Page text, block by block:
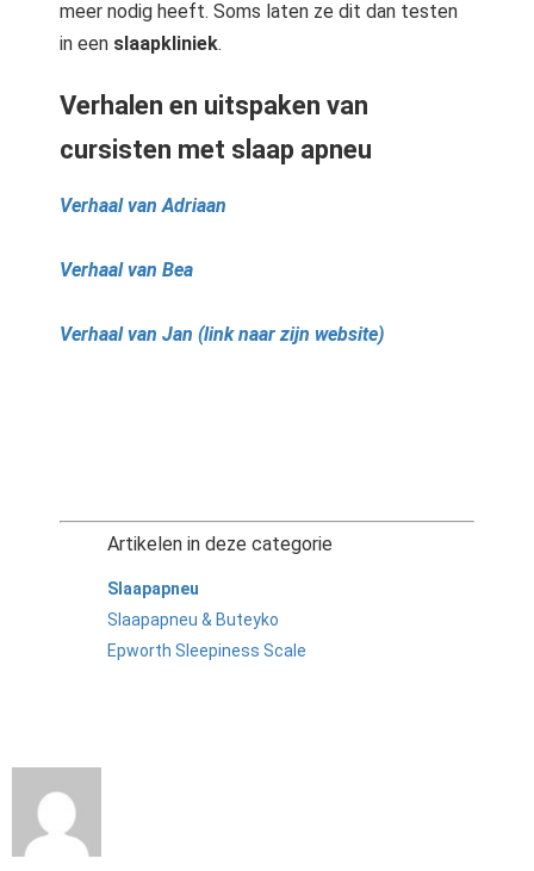
meer nodig heeft. Soms laten ze dit dan testen
in een slaapkliniek.
Verhalen en uitspaken van
cursisten met slaap apneu
Verhaal van Adriaan
Verhaal van Bea
Verhaal van Jan (link naar zijn website)
Artikelen in deze categorie
Slaapapneu
Slaapapneu & Buteyko
Epworth Sleepiness Scale